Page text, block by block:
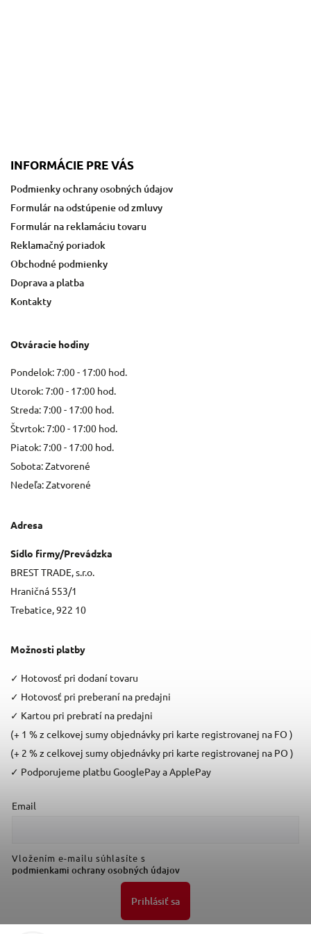
INFORMÁCIE PRE VÁS
Podmienky ochrany osobných údajov
Formulár na odstúpenie od zmluvy
Formulár na reklamáciu tovaru
Reklamačný poriadok
Obchodné podmienky
Doprava a platba
Kontakty
Otváracie hodiny
Pondelok: 7:00 - 17:00 hod.
Utorok: 7:00 - 17:00 hod.
Streda: 7:00 - 17:00 hod.
Štvrtok: 7:00 - 17:00 hod.
Piatok: 7:00 - 17:00 hod.
Sobota: Zatvorené
Nedeľa: Zatvorené
Adresa
Sídlo firmy/Prevádzka
BREST TRADE, s.r.o.
Hraničná 553/1
Trebatice, 922 10
Možnosti platby
✓ Hotovosť pri dodaní tovaru
✓ Hotovosť pri preberaní na predajni
✓ Kartou pri prebratí na predajni
(+ 1 % z celkovej sumy objednávky pri karte registrovanej na FO )
(+ 2 % z celkovej sumy objednávky pri karte registrovanej na PO )
✓ Podporujeme platbu GooglePay a ApplePay
Email
Vložením e-mailu súhlasíte s
podmienkami ochrany osobných údajov
Prihlásiť sa